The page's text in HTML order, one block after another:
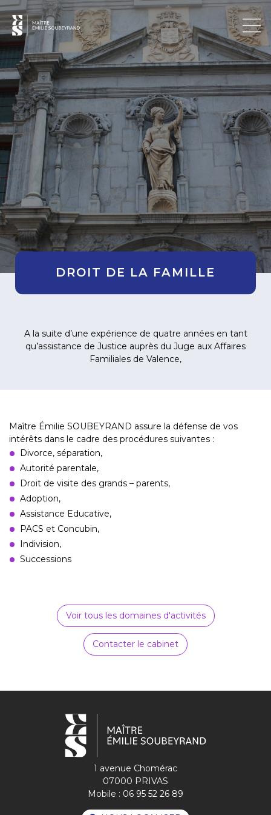
DROIT DE LA FAMILLE
A la suite d’une expérience de quatre années en tant
qu’assistance de Justice auprès du Juge aux Affaires
Familiales de Valence,
Maître Émilie SOUBEYRAND assure la défense de vos
intérêts dans le cadre des procédures suivantes :
Divorce, séparation,
Autorité parentale,
Droit de visite des grands – parents,
Adoption,
Assistance Educative,
PACS et Concubin,
Indivision,
Successions
Voir tous les domaines d'activités
Contacter le cabinet
1 avenue Chomérac
07000 PRIVAS
Mobile : 06 95 52 26 89